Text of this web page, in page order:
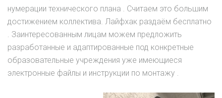
нумерации технического плана . Считаем это большим
достижением коллектива. Лайфхак раздаём бесплатно
. Заинтересованным лицам можем предложить
разработанные и адаптированные под конкретные
образовательные учреждения уже имеющиеся
электронные файлы и инструкции по монтажу .